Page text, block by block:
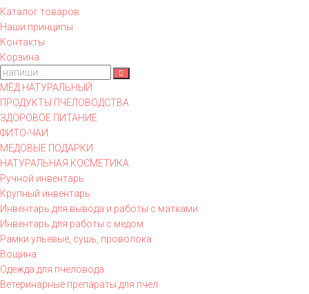
Каталог товаров
Наши принципы
Контакты
Корзина
МЁД НАТУРАЛЬНЫЙ
ПРОДУКТЫ ПЧЕЛОВОДСТВА
ЗДОРОВОЕ ПИТАНИЕ
ФИТО-ЧАИ
МЕДОВЫЕ ПОДАРКИ
НАТУРАЛЬНАЯ КОСМЕТИКА
Ручной инвентарь
Крупный инвентарь
Инвентарь для вывода и работы с матками
Инвентарь для работы с медом
Рамки ульевые, сушь, проволока
Вощина
Одежда для пчеловода
Ветеринарные препараты для пчел